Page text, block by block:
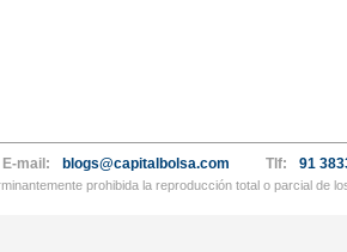
E-mail: blogs@capitalbolsa.com Tlf: 91
prohibida la reproducción total o parcial de